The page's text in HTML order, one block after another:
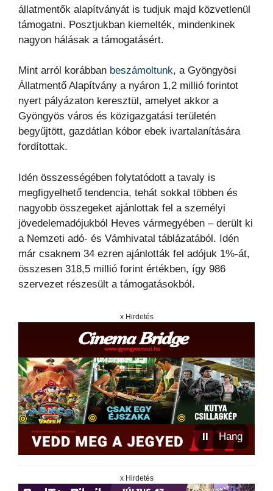
állatmentők alapítványát is tudjuk majd közvetlenül
támogatni. Posztjukban kiemelték, mindenkinek
nagyon hálásak a támogatásért.
Mint arról korábban beszámoltunk, a Gyöngyösi
Állatmentő Alapítvány a nyáron 1,2 millió forintot
nyert pályázaton keresztül, amelyet akkor a
Gyöngyös város és közigazgatási területén
begyűjtött, gazdátlan kóbor ebek ivartalanítására
fordítottak.
Idén összességében folytatódott a tavaly is
megfigyelhető tendencia, tehát sokkal többen és
nagyobb összegeket ajánlottak fel a személyi
jövedelemadójukból Heves vármegyében – derült ki
a Nemzeti adó- és Vámhivatal táblázatából. Idén
már csaknem 34 ezren ajánlották fel adójuk 1%-át,
összesen 318,5 millió forint értékben, így 986
szervezet részesült a támogatásokból.
x Hirdetés
⏸ Hang
x Hirdetés